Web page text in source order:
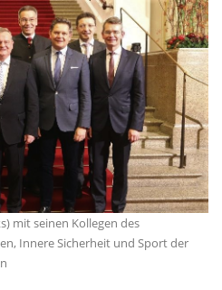
mit seinen Kollegen des
Innere Sicherheit und Sport der